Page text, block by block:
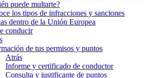
puede multarte?
los tipos de infracciones y sanciones
dentro de la Unión Europea
conducir
de tus permisos y puntos
Atrás
Informe y certificado de conductor
Consulta y justificante de puntos